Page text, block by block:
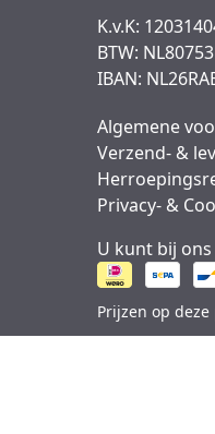
K.v.K:
BTW:
IBAN:
Algemene
Verzend- &
Privacy- &
U kunt bij
Prijzen op